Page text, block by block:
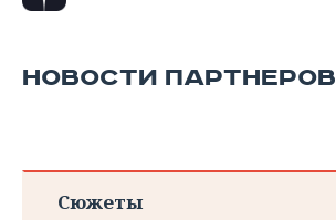
НОВОСТИ ПАРТНЕРОВ
Сюжеты